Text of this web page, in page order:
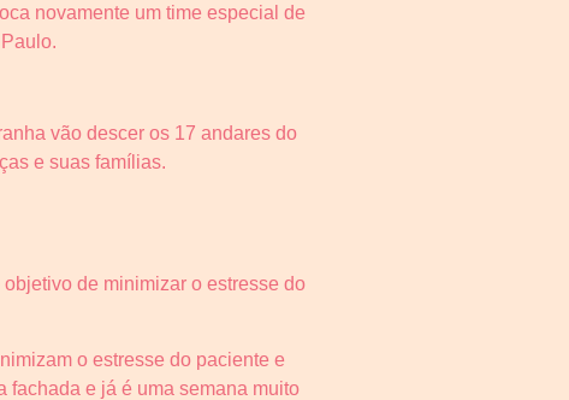
novamente um time especial de
vão descer os 17 andares do
e suas famílias.
de minimizar o estresse do
o estresse do paciente e
fachada e já é uma semana muito